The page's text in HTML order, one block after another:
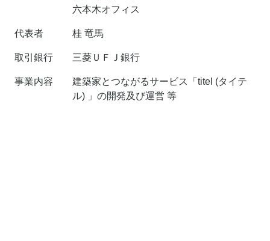
六本木オフィス
代表者 桂 竜馬
取引銀行 三菱ＵＦＪ銀行
事業内容
建築家とつながるサービス「titel (タイテ
ル) 」の開発及び運営 等